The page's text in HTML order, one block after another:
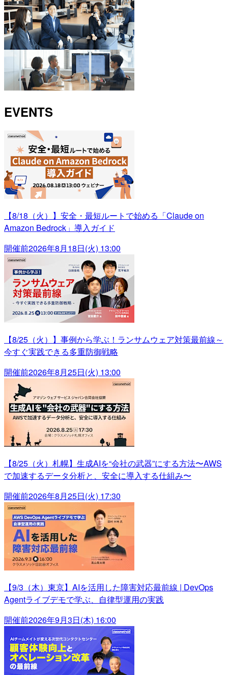
EVENTS
【8/18（火）】安全・最短ルートで始める「Claude on
Amazon Bedrock」導入ガイド
開催前2026年8月18日(火) 13:00
【8/25（火）】事例から学ぶ！ランサムウェア対策最前線～
今すぐ実践できる多重防御戦略
開催前2026年8月25日(火) 13:00
【8/25（火）札幌】生成AIを“会社の武器”にする方法〜AWS
で加速するデータ分析と、安全に導入する仕組み〜
開催前2026年8月25日(火) 17:30
【9/3（木）東京】AIを活用した障害対応最前線 | DevOps
Agentライブデモで学ぶ、自律型運用の実践
開催前2026年9月3日(木) 16:00